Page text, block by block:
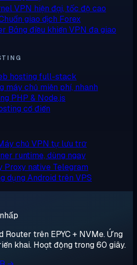
VPN hiện đại, tốc độ cao
giao dịch Forex
Bảng điều khiển VPN đa giao
hosting full-stack
máy chủ miễn phí, nhanh
PHP & Node.js
cổ điển
chủ VPN tự lưu trữ
runtime, dùng ngay
Proxy native Telegram
dụng Android trên VPS
Router trên EPYC + NVMe. Ứng
khai. Hoạt động trong 60 giây.